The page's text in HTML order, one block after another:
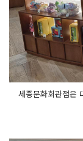
세종문화회관점은